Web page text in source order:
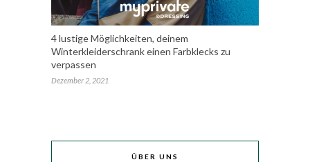
4 lustige Möglichkeiten, deinem
Winterkleiderschrank einen Farbklecks zu
verpassen
Dezember 2, 2021
ÜBER UNS